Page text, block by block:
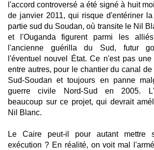
l'accord con­troversé a été signé à huit
de janvier 2011, qui risque d'entériner
partie sud du Soudan, où transite le Nil
et l'Ouganda figurent parmi les
l'ancienne guérilla du Sud, futur
l'éventuel nouvel État. Ce n'est pas
entre autres, pour le chantier du canal
Sud-Soudan et toujours en panne
guerre civile Nord-Sud en 2005.
beaucoup sur ce projet, qui devrait
Nil Blanc.
Le Caire peut-il pour autant mettre
exécution ? En réalité, on voit mal